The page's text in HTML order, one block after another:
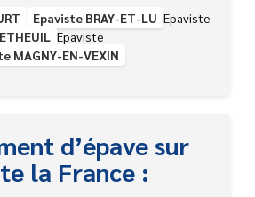
Epaviste BRAY-ET-LU Epaviste
Epaviste
MAGNY-EN-VEXIN
d’épave sur
la France :